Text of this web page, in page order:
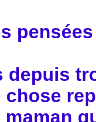
depuis
chose
maman